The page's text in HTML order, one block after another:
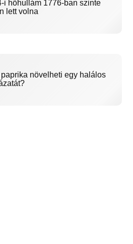
i hőhullám 1776-ban szinte
lett volna
növelheti egy halálos